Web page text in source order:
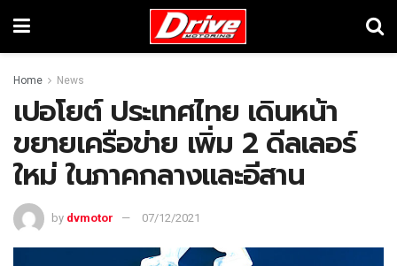
Home News
เปอโยต์ ประเทศไทย เดินหน้า
ขยายเครือข่าย เพิ่ม 2 ดีลเลอร์
ใหม่ ในภาคกลางและอีสาน
by dvmotor 07/12/2021